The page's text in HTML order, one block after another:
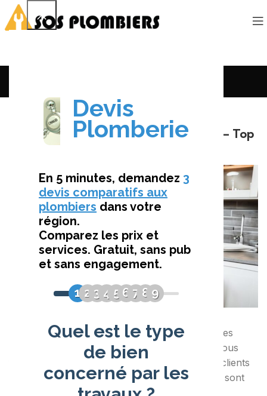
ÉVALUATIONS ET AVIS
Avis Fiables sur Plombiers à Versailles – Top
Êtes-vous à la recherche d’opinions sûres sur les
plombiers de Versailles ? Nous avons ce qu’il vous
faut ! Cet article compile les avis de nombreux clients
pour vous orienter. Lesplombiers
de Versailles sont
célèbres pour leur sérieux et leur efficacité. Ils